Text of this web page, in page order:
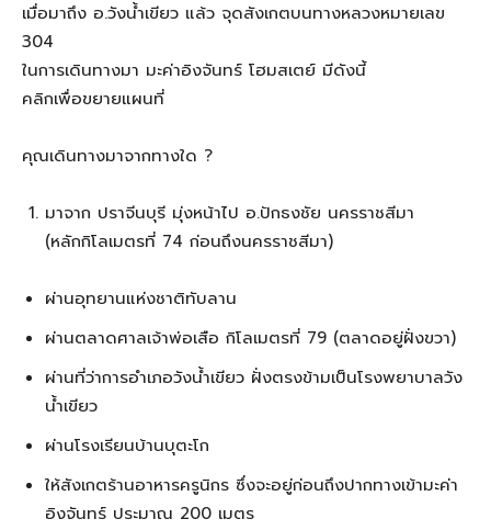
เมื่อมาถึง อ.วังน้ำเขียว แล้ว จุดสังเกตบนทางหลวงหมายเลข
304
ในการเดินทางมา มะค่าอิงจันทร์ โฮมสเตย์ มีดังนี้
คลิกเพื่อขยายแผนที่
คุณเดินทางมาจากทางใด ?
มาจาก ปราจีนบุรี มุ่งหน้าไป อ.ปักธงชัย นครราชสีมา
(หลักกิโลเมตรที่ 74 ก่อนถึงนครราชสีมา)
ผ่านอุทยานแห่งชาติทับลาน
ผ่านตลาดศาลเจ้าพ่อเสือ กิโลเมตรที่ 79 (ตลาดอยู่ฝั่งขวา)
ผ่านที่ว่าการอำเภอวังน้ำเขียว ฝั่งตรงข้ามเป็นโรงพยาบาลวัง
น้ำเขียว
ผ่านโรงเรียนบ้านบุตะโก
ให้สังเกตร้านอาหารครูนิกร ซึ่งจะอยู่ก่อนถึงปากทางเข้ามะค่า
อิงจันทร์ ประมาณ 200 เมตร